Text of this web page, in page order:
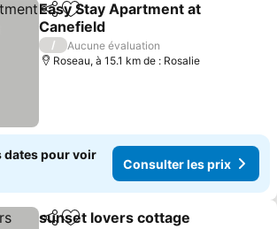
PartagerAjouter à mes favoris
Easy Stay Apartment at
Canefield
Consulter les prix
/
Aucune évaluation
Roseau, à 15.1 km de : Rosalie
dates pour voir
Consulter les prix
Partager
sunset lovers cottage